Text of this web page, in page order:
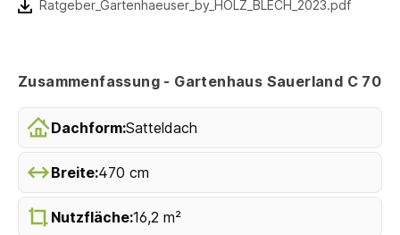
Ratgeber_Gartenhaeuser_by_HOLZ_BLECH_2023.pdf
Zusammenfassung - Gartenhaus Sauerland C 70
Dachform:Satteldach
Breite:470 cm
Nutzfläche:16,2 m²